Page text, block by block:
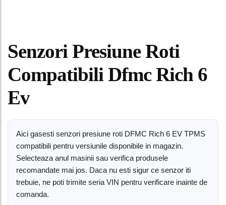
Senzori Presiune Roti
Compatibili Dfmc Rich 6
Ev
Aici gasesti senzori presiune roti DFMC Rich 6 EV TPMS
compatibili pentru versiunile disponibile in magazin.
Selecteaza anul masinii sau verifica produsele
recomandate mai jos. Daca nu esti sigur ce senzor iti
trebuie, ne poti trimite seria VIN pentru verificare inainte de
comanda.